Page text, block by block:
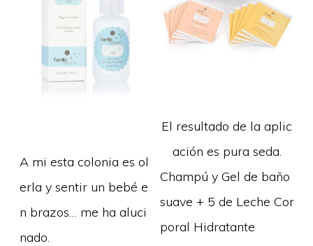
A mi esta colonia es ol
erla y sentir un bebé e
n brazos… me ha aluci
nado.
El resultado de la aplic
ación es pura seda.
Champú y Gel de baño
suave + 5 de Leche Cor
poral Hidratante